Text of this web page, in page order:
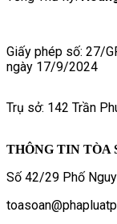
Giấy phép số: 27/
ngày 17/9/2024
Trụ sở: 142 Trần
THÔNG TIN TÒA
Số 42/29 Phố